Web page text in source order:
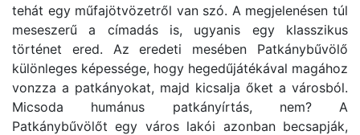
tehát egy műfajötvözetről van szó. A megjelenésen túl
meseszerű a címadás is, ugyanis egy klasszikus
történet ered. Az eredeti mesében Patkánybűvölő
különleges képessége, hogy hegedűjátékával magához
vonzza a patkányokat, majd kicsalja őket a városból.
Micsoda humánus patkányírtás, nem? A
Patkánybűvölőt egy város lakói azonban becsapják,